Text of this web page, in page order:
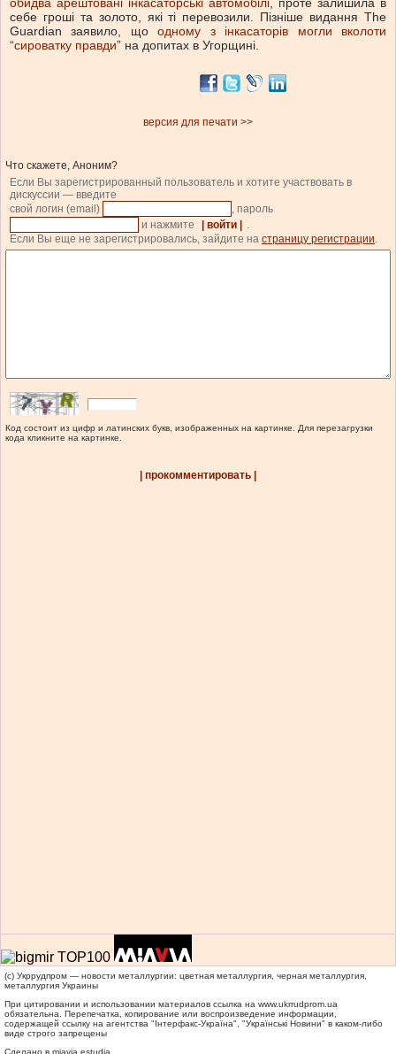
обидва арештовані інкасаторські автомобілі, проте залишила в
себе гроші та золото, які ті перевозили. Пізніше видання The
Guardian заявило, щоодному з інкасаторів могли вколоти
“сироватку правди” на допитах в Угорщині.
версия для печати >>
Что скажете, Аноним?
Если Вы зарегистрированный пользователь и хотите участвовать в
дискуссии — введите
свой логин (email)
, пароль
и нажмите
| войти |
.
Если Вы еще не зарегистрировались, зайдите на страницу регистрации.
Код состоит из цифр и латинских букв, изображенных на картинке. Для перезагрузки
кода кликните на картинке.
| прокомментировать |
(c) Укррудпром — новости металлургии: цветная металлургия, черная металлургия,
металлургия Украины
При цитировании и использовании материалов ссылка на www.ukrrudprom.ua
обязательна. Перепечатка, копирование или воспроизведение информации,
содержащей ссылку на агентства "Iнтерфакс-Україна", "Українськi Новини" в каком-либо
виде строго запрещены
Сделано в miavia estudia.